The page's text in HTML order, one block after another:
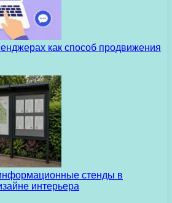
как способ продвижения
стенды в
интерьера